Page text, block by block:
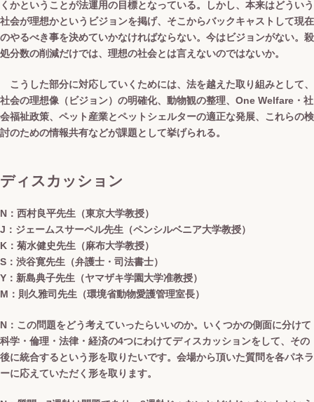
くかということが法運用の目標となっている。しかし、本来はどういう
社会が理想かというビジョンを掲げ、そこからバックキャストして現在
のやるべき事を決めていかなければならない。今はビジョンがない。殺
処分数の削減だけでは、理想の社会とは言えないのではないか。
こうした部分に対応していくためには、法を越えた取り組みとして、
社会の理想像（ビジョン）の明確化、動物観の整理、One Welfare・社
会福祉政策、ペット産業とペットシェルターの適正な発展、これらの検
討のための情報共有などが課題として挙げられる。
ディスカッション
N：西村良平先生（東京大学教授）
J：ジェームスサーペル先生（ペンシルベニア大学教授）
K：菊水健史先生（麻布大学教授）
S：渋谷寛先生（弁護士・司法書士）
Y：新島典子先生（ヤマザキ学園大学准教授）
M：則久雅司先生（環境省動物愛護管理室長）
N：この問題をどう考えていったらいいのか。いくつかの側面に分けて
科学・倫理・法律・経済の4つにわけてディスカッションをして、その
後に統合するという形を取りたいです。会場から頂いた質問を各パネラ
ーに応えていただく形を取ります。